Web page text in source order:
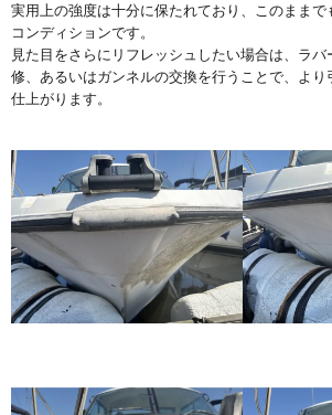
実用上の強度は十分に保たれており、このままで
コンディションです。
見た目をさらにリフレッシュしたい場合は、ラ
修、あるいはガンネルの交換を行うことで、より
仕上がります。